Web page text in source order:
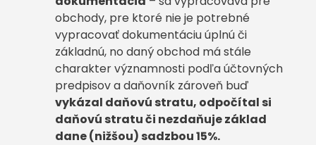
obchody, pre ktoré nie je potrebné
vypracovať dokumentáciu úplnú či
základnú, no daný obchod má stále
charakter významnosti podľa účtovných
predpisov a daňovník zároveň buď
vykázal daňovú stratu, odpočítal si
daňovú stratu či nezdaňuje základ
dane (nižšou) sadzbou 15%.